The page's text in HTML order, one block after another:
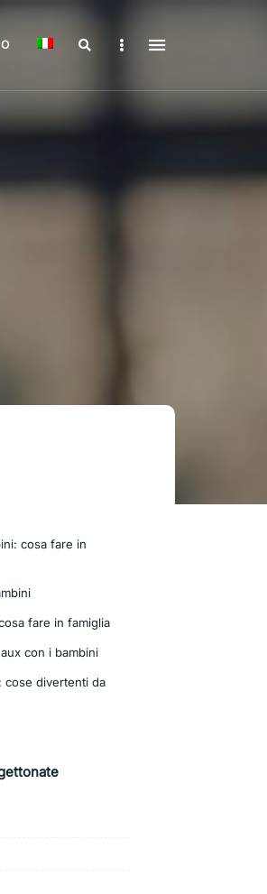
SearchSidebar
cosa fare in
fare in famiglia
con i bambini
cose divertenti da